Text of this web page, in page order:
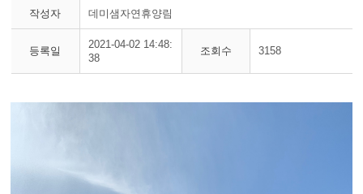
작성자 데미샘자연휴양림
등록일
2021-04-02 14:48:
38
조회수 3158